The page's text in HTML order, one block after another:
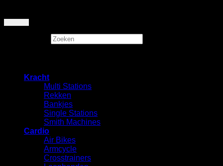
Kracht
Multi Stations
Rekken
⁠Bankjes
Single Stations
Smith Machines
Cardio
Air Bikes
Armcycle
Crosstrainers